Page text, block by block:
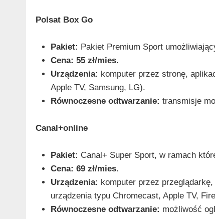
Polsat Box Go
Pakiet: Pakiet Premium Sport
Cena: 55 zł/mies.
Urządzenia: komputer przez stronę,
Apple TV, Samsung, LG).
Równoczesne odtwarzanie: transmisje
Canal+online
Pakiet: Canal+ Super Sport, w ramach
Cena: 69 zł/mies.
Urządzenia: komputer przez
urządzenia typu Chromecast, Apple TV,
Równoczesne odtwarzanie: możliwość